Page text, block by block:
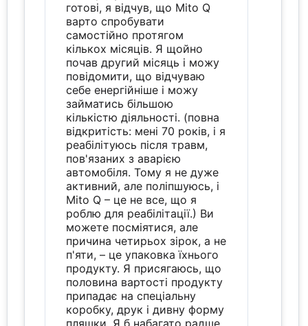
готові, я відчув, що Mito Q
варто спробувати
самостійно протягом
кількох місяців. Я щойно
почав другий місяць і можу
повідомити, що відчуваю
себе енергійніше і можу
займатись більшою
кількістю діяльності. (повна
відкритість: мені 70 років, і я
реабілітуюсь після травм,
пов'язаних з аварією
автомобіля. Тому я не дуже
активний, але поліпшуюсь, і
Mito Q – це не все, що я
роблю для реабілітації.) Ви
можете посміятися, але
причина четирьох зірок, а не
п'яти, – це упаковка їхнього
продукту. Я присягаюсь, що
половина вартості продукту
припадає на спеціальну
коробку, друк і дивну форму
пляшки. Я б набагато радше